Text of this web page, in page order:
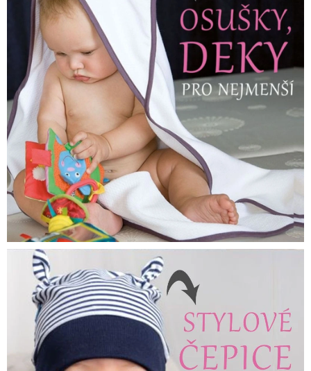
Kontakty Proč AMÁLKA?
Doprava a platba
Tabulka velikostí
Postup pro vrácení a výměnu
Velkoobchod
Obchodní podmínky
Podmínky ochrany osobních údajů
Blog